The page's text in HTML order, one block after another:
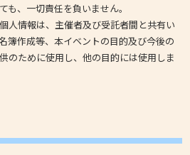
も、一切責任を負いません。
人情報は、主催者及び受託者間と共有い
簿作成等、本イベントの目的及び今後の
のために使用し、他の目的には使用しま